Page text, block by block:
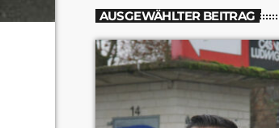
AUSGEWÄHLTER BEITRAG